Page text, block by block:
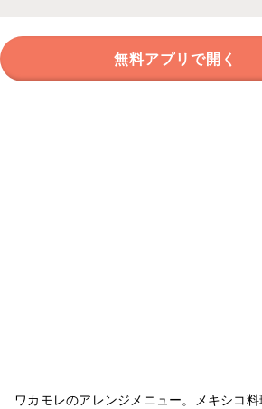
無料アプリで開く
ワカモレのアレンジメニュー。メキシコ